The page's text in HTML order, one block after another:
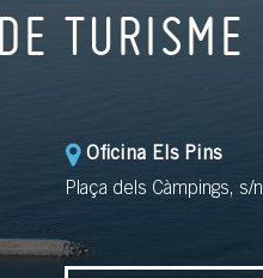
TURISME
Oficina Els Pins
Plaça dels Càmpings, s/n